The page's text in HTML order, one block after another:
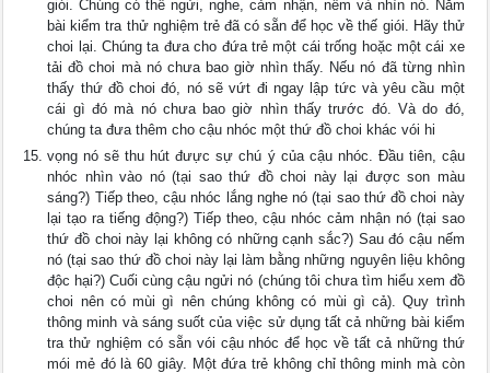
giói. Chúng có thể ngửi, nghe, cảm nhận, nếm và nhìn nó. Năm
bài kiểm tra thử nghiệm trẻ đã có sẵn để học về thế giói. Hãy thử
choi lại. Chúng ta đưa cho đứa trẻ một cái trống hoặc một cái xe
tải đồ choi mà nó chưa bao giờ nhìn thấy. Nếu nó đã từng nhìn
thấy thứ đồ choi đó, nó sẽ vứt đi ngay lập tức và yêu cầu một
cái gì đó mà nó chưa bao giờ nhìn thấy trước đó. Và do đó,
chúng ta đưa thêm cho cậu nhóc một thứ đồ choi khác vói hi
vọng nó sẽ thu hút đưực sự chú ý của cậu nhóc. Đầu tiên, cậu
nhóc nhìn vào nó (tại sao thứ đồ choi này lại được son màu
sáng?) Tiếp theo, cậu nhóc lắng nghe nó (tại sao thứ đồ choi này
lại tạo ra tiếng động?) Tiếp theo, cậu nhóc cảm nhận nó (tại sao
thứ đồ choi này lại không có những cạnh sắc?) Sau đó cậu nếm
nó (tại sao thứ đồ choi này lại làm bằng những nguyên liệu không
độc hại?) Cuối cùng cậu ngửi nó (chúng tôi chưa tìm hiểu xem đồ
choi nên có mùi gì nên chúng không có mùi gì cả). Quy trình
thông minh và sáng suốt của việc sử dụng tất cả những bài kiểm
tra thử nghiệm có sẵn vói cậu nhóc để học về tất cả những thứ
mói mẻ đó là 60 giây. Một đứa trẻ không chỉ thông minh mà còn